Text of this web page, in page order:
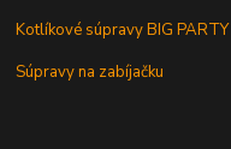
Kotlíkové súpravy BIG PARTY
Súpravy na zabíjačku